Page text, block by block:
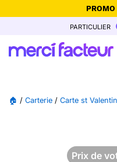
-30% de réduction avec le
Ne
particulier
🏠 / Carterie / Carte st Valentin
Prix de